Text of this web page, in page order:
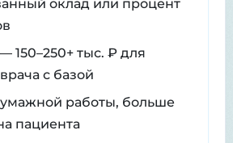
оклад или процент
150–250+ тыс. ₽ для
с базой
работы, больше
пациента